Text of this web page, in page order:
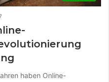
haben Online-